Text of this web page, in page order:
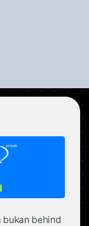
bukan behind